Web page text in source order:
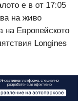
е в от 17:05
на живо
на Европейското
Longines